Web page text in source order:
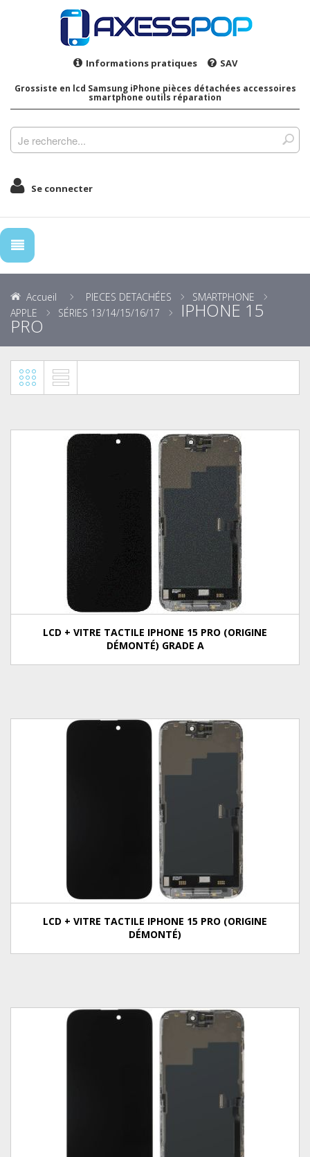
Informations pratiques SAV
Grossiste en lcd Samsung iPhone pièces détachées accessoires
smartphone outils réparation
Se connecter
Accueil PIECES DETACHÉES
SMARTPHONE
APPLE
SÉRIES 13/14/15/16/17 IPHONE 15
PRO
LCD + VITRE TACTILE IPHONE 15 PRO (ORIGINE
DÉMONTÉ) GRADE A
LCD + VITRE TACTILE IPHONE 15 PRO (ORIGINE
DÉMONTÉ)